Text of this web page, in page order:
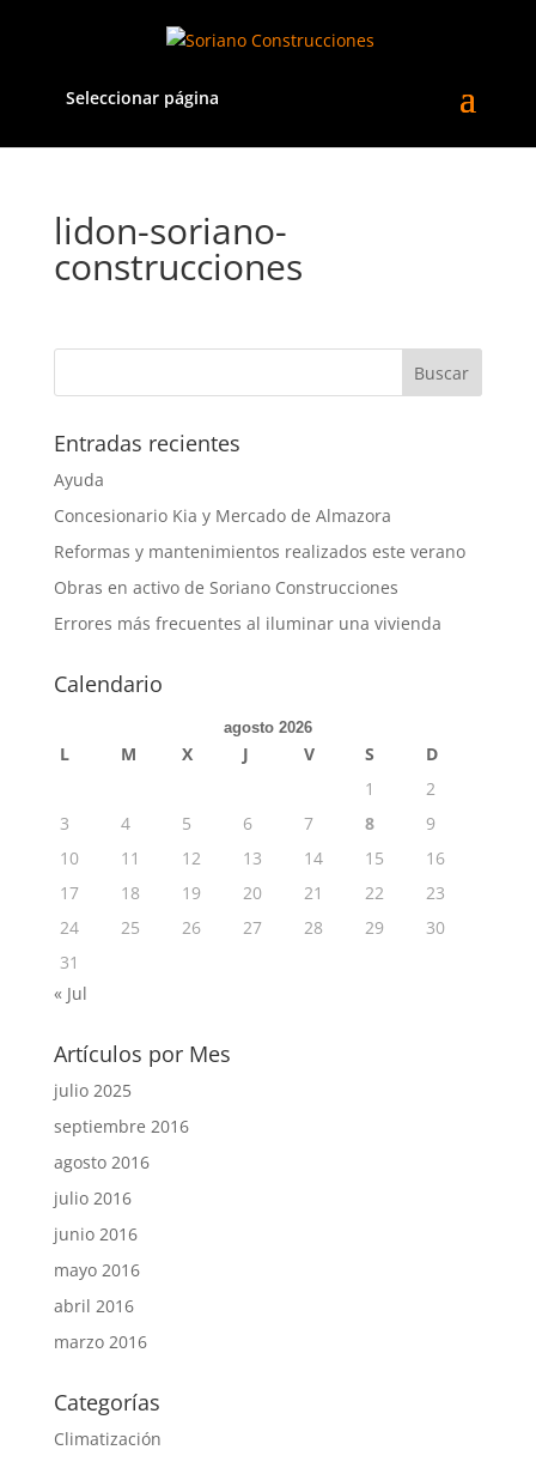
Seleccionar página
lidon-soriano-
construcciones
Entradas recientes
Ayuda
Concesionario Kia y Mercado de Almazora
Reformas y mantenimientos realizados este verano
Obras en activo de Soriano Construcciones
Errores más frecuentes al iluminar una vivienda
Calendario
agosto 2026
L M X J V S
D
1
2
3
4 5 6 7 8
9
10
11 12 13 14 15
16
17
18 19 20 21 22
23
24
25 26 27 28 29
30
31
« Jul
Artículos por Mes
julio 2025
septiembre 2016
agosto 2016
julio 2016
junio 2016
mayo 2016
abril 2016
marzo 2016
Categorías
Climatización